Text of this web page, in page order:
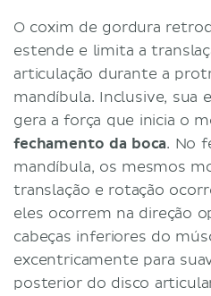
O coxim de gordura
estende e limita a
articulação durante a
mandíbula. Inclusive, sua
gera a força que inicia o
fechamento da boca. No
mandíbula, os mesmos
translação e rotação
eles ocorrem na direção
cabeças inferiores do
excentricamente para
posterior do disco